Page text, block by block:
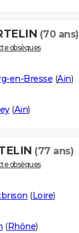
(70 ans)
obsèques
en-Bresse (Ain)
(Ain)
(77 ans)
obsèques
(Loire)
(Rhône)